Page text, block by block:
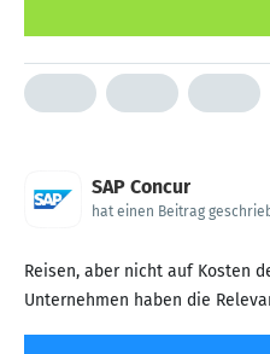
SAP Concur
hat einen Beitrag
Reisen, aber nicht auf Kosten
Unternehmen haben die